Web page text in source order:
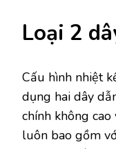
Loại 2
Cấu hình nhiệt
dụng hai dây
chính không
luôn bao gồm